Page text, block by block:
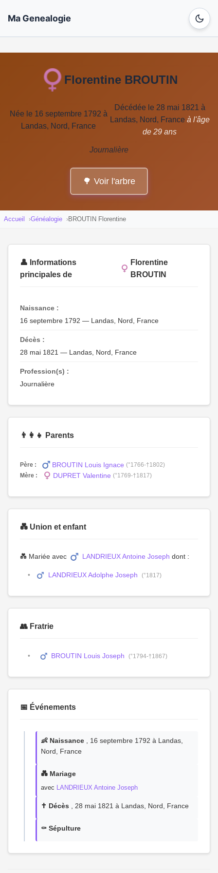
Ma Genealogie
Florentine BROUTIN
Née le 16 septembre 1792 à
Landas, Nord, France
Décédée le 28 mai 1821 à
Landas, Nord, France à l'âge
de 29 ans
Journalière
🌳 Voir l'arbre
Accueil Généalogie BROUTIN Florentine
👤 Informations
principales de
Florentine
BROUTIN
Naissance :
16 septembre 1792 — Landas, Nord, France
Décès :
28 mai 1821 — Landas, Nord, France
Profession(s) :
Journalière
👨‍👩‍👧 Parents
Père : BROUTIN Louis Ignace (°1766-†1802)
Mère :
DUPRET Valentine (°1769-†1817)
💑 Union et enfant
💑 Mariée avec LANDRIEUX Antoine Joseph dont :
LANDRIEUX Adolphe Joseph (°1817)
👥 Fratrie
BROUTIN Louis Joseph (°1794-†1867)
📅 Événements
👶 Naissance , 16 septembre 1792 à Landas,
Nord, France
💑 Mariage
avec LANDRIEUX Antoine Joseph
✝️ Décès , 28 mai 1821 à Landas, Nord, France
⚰️ Sépulture